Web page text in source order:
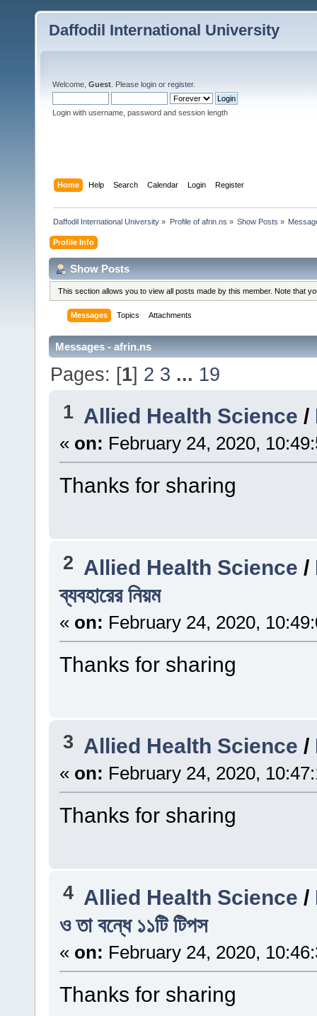
Daffodil International University
Welcome, Guest . Please login or register.
Login with username, password and session length
Home Help Search Calendar Login Register
Daffodil International University » Profile of afrin.ns » Show Posts »
Profile Info
Show Posts
This section allows you to view all posts made by this member. Note that
Messages Topics Attachments
Messages - afrin.ns
Pages: [1] 2 3 ... 19
1 Allied Health Science /
« on: February 24, 2020,
Thanks for sharing
2 Allied Health Science /
ব্যবহারের নিয়ম
« on: February 24, 2020,
Thanks for sharing
3 Allied Health Science /
« on: February 24, 2020,
Thanks for sharing
4 Allied Health Science /
ও তা বন্ধে ১১টি টিপস
« on: February 24, 2020,
Thanks for sharing